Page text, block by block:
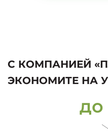
С КОМПАНИЕЙ
ЭКОНОМИТЕ НА
до